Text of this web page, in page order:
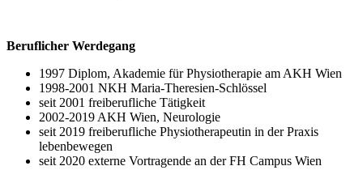
Beruflicher Werdegang
1997 Diplom, Akademie für Physiotherapie am AKH Wien
1998-2001 NKH Maria-Theresien-Schlössel
seit 2001 freiberufliche Tätigkeit
2002-2019 AKH Wien, Neurologie
seit 2019 freiberufliche Physiotherapeutin in der Praxis
lebenbewegen
seit 2020 externe Vortragende an der FH Campus Wien